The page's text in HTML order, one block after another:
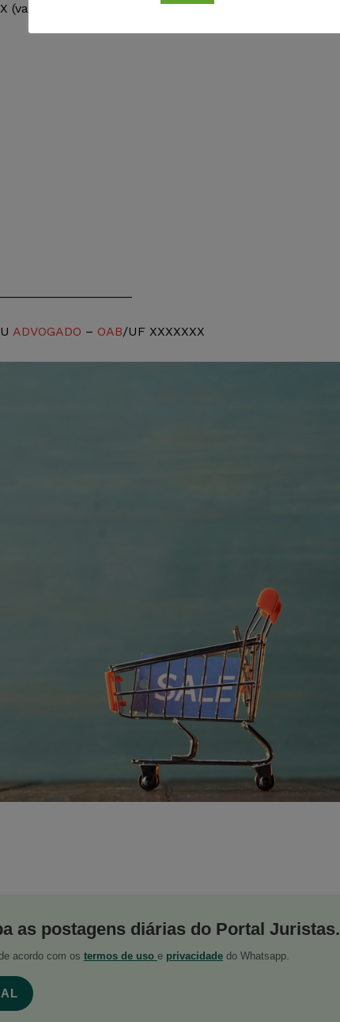
(valor por extenso). .
ADVOGADO – OAB/UF XXXXXXX
as postagens diárias do Portal Juristas.
acordo com os termos de uso e privacidade do Whatsapp.